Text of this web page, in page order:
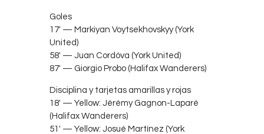
Goles
17′ — Markiyan Voytsekhovskyy (York
United)
58′ — Juan Cordóva (York United)
87′ — Giorgio Probo (Halifax Wanderers)
Disciplina y tarjetas amarillas y rojas
18′ — Yellow: Jérémy Gagnon-Laparé
(Halifax Wanderers)
51′ — Yellow: Josué Martínez (York